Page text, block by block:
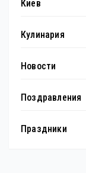
Киев
Кулинария
Новости
Поздравления
Праздники